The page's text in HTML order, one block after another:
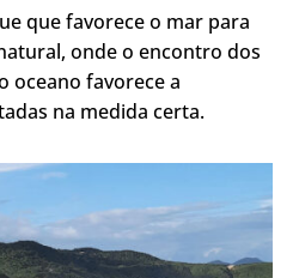
que favorece o mar para
onde o encontro dos
oceano favorece a
na medida certa.